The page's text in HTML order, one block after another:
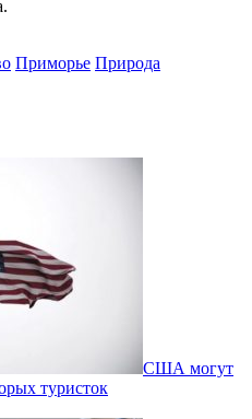
Приморье Природа
США могут
туристок